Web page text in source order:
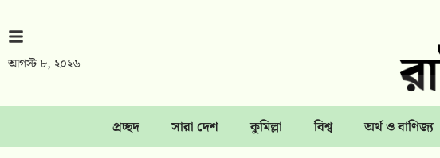
আগস্ট ৮, ২০২৬
প্রচ্ছদ সারা দেশ কুমিল্লা বিশ্ব অর্থ ও বাণিজ্য